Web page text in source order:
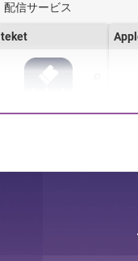
配信サービス
teket
デ